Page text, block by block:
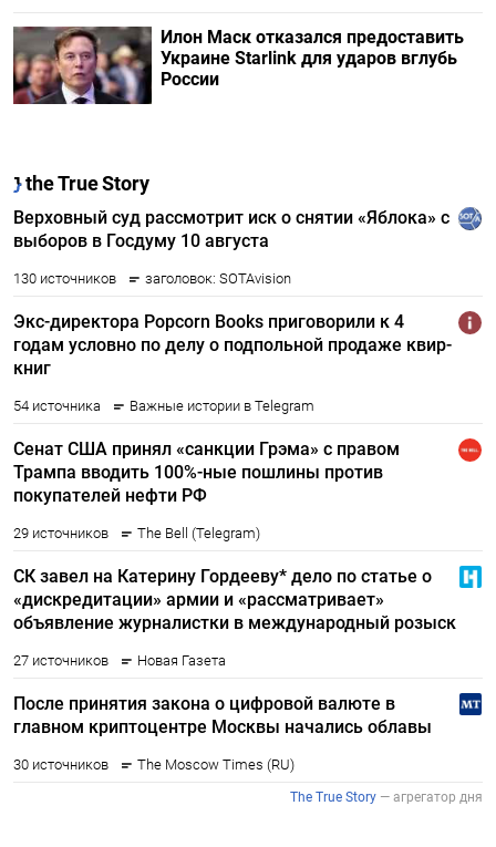
Илон Маск отказался предоставить
Украине Starlink для ударов вглубь
России